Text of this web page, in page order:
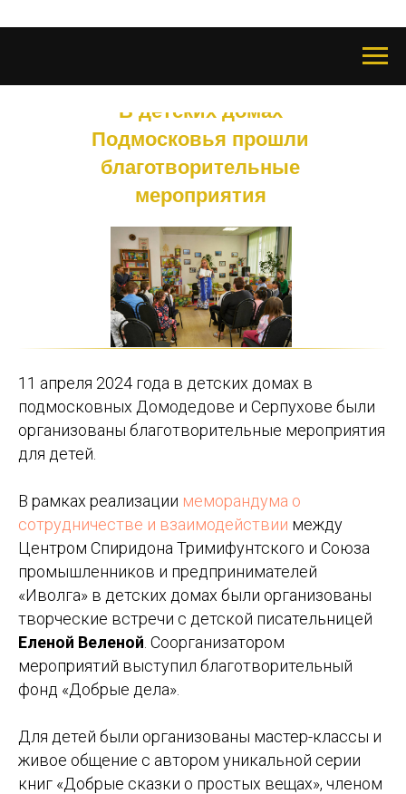
В детских домах
Подмосковья прошли
благотворительные
мероприятия
11 апреля 2024 года в детских домах в
подмосковных Домодедове и Серпухове были
организованы благотворительные мероприятия
для детей.
В рамках реализации меморандума о
сотрудничестве и взаимодействии между
Центром Спиридона Тримифунтского и Союза
промышленников и предпринимателей
«Иволга» в детских домах были организованы
творческие встречи с детской писательницей
Еленой Веленой . Соорганизатором
мероприятий выступил благотворительный
фонд «Добрые дела».
Для детей были организованы мастер-классы и
живое общение с автором уникальной серии
книг «Добрые сказки о простых вещах», членом